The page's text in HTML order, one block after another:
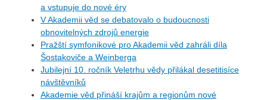
a vstupuje do nové éry
V Akademii věd se debatovalo o budoucnosti
obnovitelných zdrojů energie
Pražští symfonikové pro Akademii věd zahráli díla
Šostakoviče a Weinberga
Jubilejní 10. ročník Veletrhu vědy přilákal desetitisíce
návštěvníků
Akademie věd přináší krajům a regionům nové